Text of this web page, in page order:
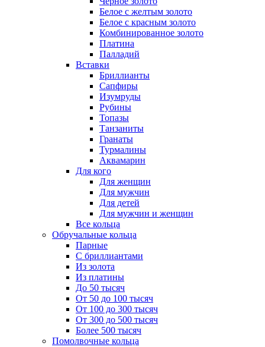
Белое с желтым золото
Белое с красным золото
Комбинированное золото
Платина
Палладий
Вставки
Бриллианты
Сапфиры
Изумруды
Рубины
Топазы
Танзаниты
Гранаты
Турмалины
Аквамарин
Для кого
Для женщин
Для мужчин
Для детей
Для мужчин и женщин
Все кольца
Обручальные кольца
Парные
С бриллиантами
Из золота
Из платины
До 50 тысяч
От 50 до 100 тысяч
От 100 до 300 тысяч
От 300 до 500 тысяч
Более 500 тысяч
Помолвочные кольца